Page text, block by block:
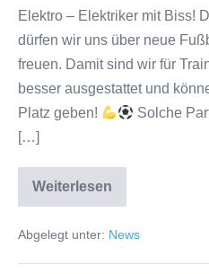
Elektro – Elektriker mit Biss!
dürfen wir uns über neue
freuen. Damit sind wir für
besser ausgestattet und
Platz geben!
Solche
[…]
Weiterlesen
Danke
für
Unterstützung!
Abgelegt unter: News